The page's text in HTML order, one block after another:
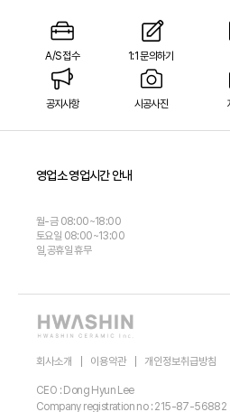
A/S 접수 1:1 문의하기
공지사항 시공사진
영업소 영업시간 안내
월-금 08:00~18:00
토요일 08:00~13:00
일,공휴일 휴무
회사소개 이용약관 개인정보취급방침
CEO : Dong Hyun Lee
Company registration no : 215-87-56882